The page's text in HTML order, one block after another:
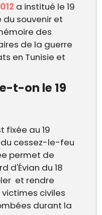
a institué le 19
souvenir et
des
de la guerre
en Tunisie et
t-on le 19
fixée au 19
cessez-le-feu
permet de
d'Évian du 18
et rendre
civiles
durant la